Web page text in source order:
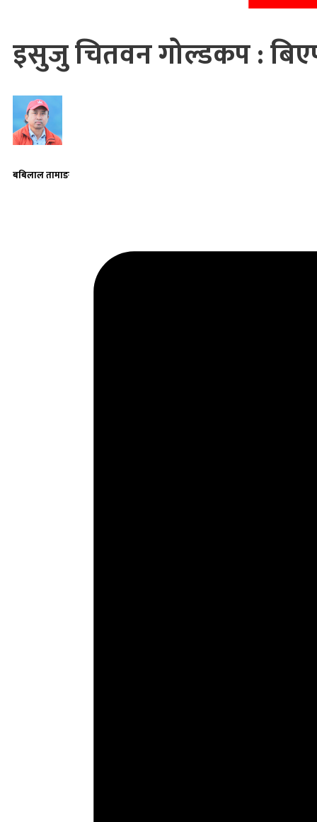
इसुजु चितवन गोल्डकप :
बबिलाल तामाङ